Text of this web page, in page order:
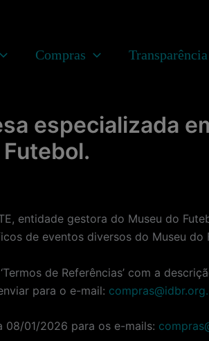
Compras Transparência
especializada
entidade gestora do Museu do
de eventos diversos do Museu do
de Referências’ com a
para o e-mail:
08/01/2026 para os e-mails: